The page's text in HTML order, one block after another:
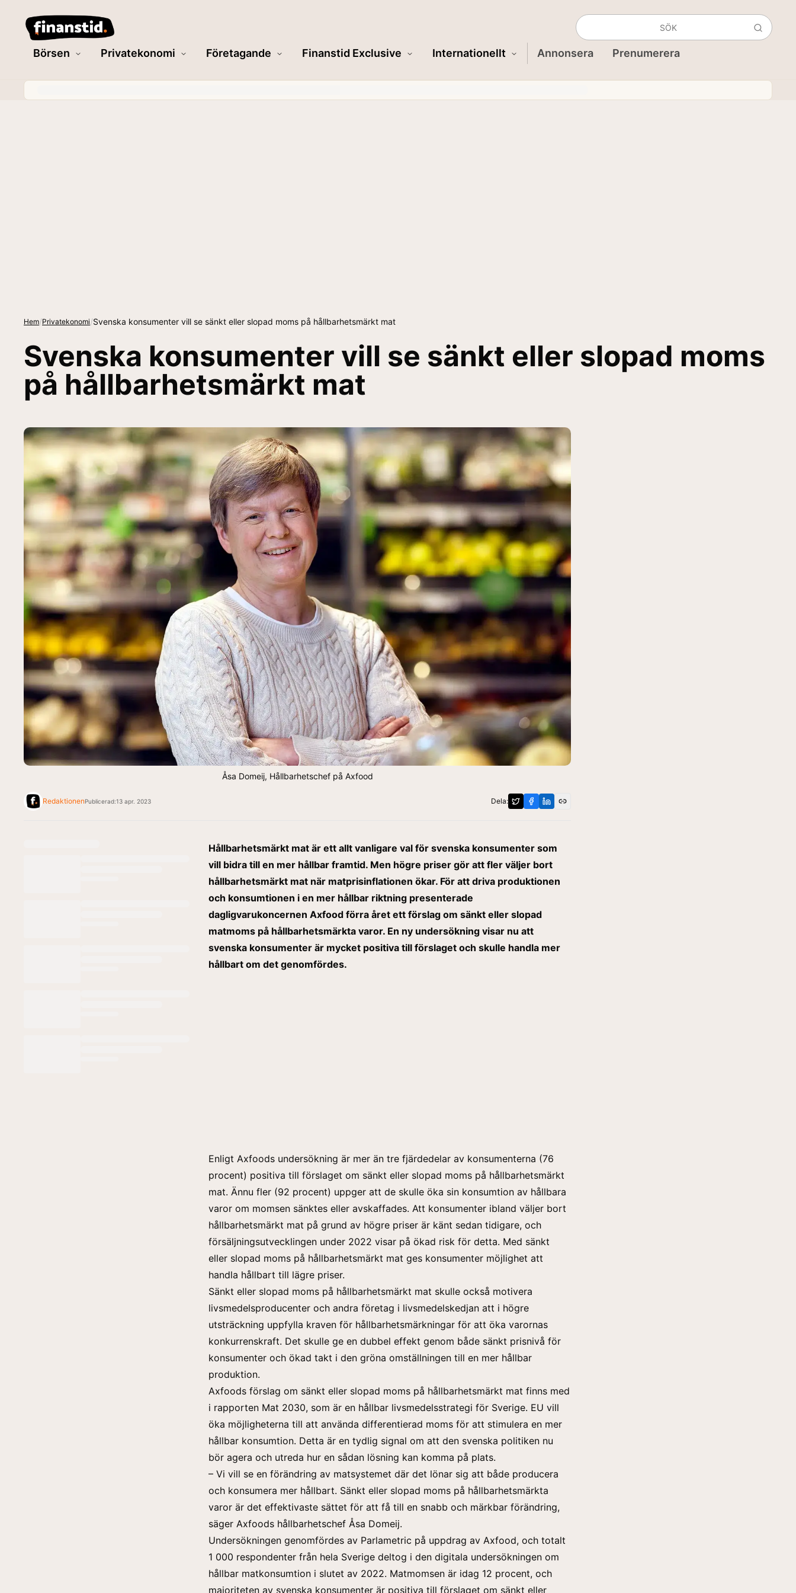
Börsen Privatekonomi Företagande Finanstid Exclusive Internationellt Annonsera Prenumerera
Hem/Privatekonomi/Svenska konsumenter vill se sänkt eller slopad moms på hållbarhetsmärkt mat
Svenska konsumenter vill se sänkt eller slopad moms
på hållbarhetsmärkt mat
Åsa Domeij, Hållbarhetschef på Axfood
RedaktionenPublicerad:13 apr. 2023 Dela:
Hållbarhetsmärkt mat är ett allt vanligare val för svenska konsumenter som
vill bidra till en mer hållbar framtid. Men högre priser gör att fler väljer bort
hållbarhetsmärkt mat när matprisinflationen ökar. För att driva produktionen
och konsumtionen i en mer hållbar riktning presenterade
dagligvarukoncernen Axfood förra året ett förslag om sänkt eller slopad
matmoms på hållbarhetsmärkta varor. En ny undersökning visar nu att
svenska konsumenter är mycket positiva till förslaget och skulle handla mer
hållbart om det genomfördes.
Enligt Axfoods undersökning är mer än tre fjärdedelar av konsumenterna (76
procent) positiva till förslaget om sänkt eller slopad moms på hållbarhetsmärkt
mat. Ännu fler (92 procent) uppger att de skulle öka sin konsumtion av hållbara
varor om momsen sänktes eller avskaffades. Att konsumenter ibland väljer bort
hållbarhetsmärkt mat på grund av högre priser är känt sedan tidigare, och
försäljningsutvecklingen under 2022 visar på ökad risk för detta. Med sänkt
eller slopad moms på hållbarhetsmärkt mat ges konsumenter möjlighet att
handla hållbart till lägre priser.
Sänkt eller slopad moms på hållbarhetsmärkt mat skulle också motivera
livsmedelsproducenter och andra företag i livsmedelskedjan att i högre
utsträckning uppfylla kraven för hållbarhetsmärkningar för att öka varornas
konkurrenskraft. Det skulle ge en dubbel effekt genom både sänkt prisnivå för
konsumenter och ökad takt i den gröna omställningen till en mer hållbar
produktion.
Axfoods förslag om sänkt eller slopad moms på hållbarhetsmärkt mat finns med
i rapporten Mat 2030, som är en hållbar livsmedelsstrategi för Sverige. EU vill
öka möjligheterna till att använda differentierad moms för att stimulera en mer
hållbar konsumtion. Detta är en tydlig signal om att den svenska politiken nu
bör agera och utreda hur en sådan lösning kan komma på plats.
– Vi vill se en förändring av matsystemet där det lönar sig att både producera
och konsumera mer hållbart. Sänkt eller slopad moms på hållbarhetsmärkta
varor är det effektivaste sättet för att få till en snabb och märkbar förändring,
säger Axfoods hållbarhetschef Åsa Domeij.
Undersökningen genomfördes av Parlametric på uppdrag av Axfood, och totalt
1 000 respondenter från hela Sverige deltog i den digitala undersökningen om
hållbar matkonsumtion i slutet av 2022. Matmomsen är idag 12 procent, och
majoriteten av svenska konsumenter är positiva till förslaget om sänkt eller